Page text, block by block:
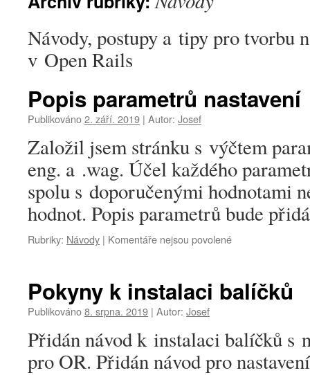
Návody, postupy a tipy pro tvorbu
v Open Rails
Popis parametrů nastavení
Publikováno2. září. 2019 | Autor: Josef
Založil jsem stránku s výčtem
eng. a .wag. Účel každého
spolu s doporučenými hodnotami
hodnot. Popis parametrů bude
Rubriky: Návody | Komentáře nejsou povolenéu
názvem
Popis
Pokyny k instalaci balíčků
Publikováno8. srpna. 2019 | Autor: Josef
Přidán návod k instalaci balíčků s
pro OR. Přidán návod pro